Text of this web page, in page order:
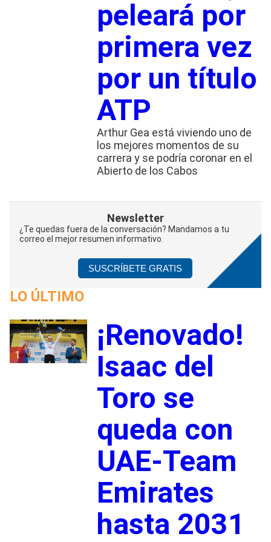
peleará por
primera vez
por un título
ATP
Arthur Gea está viviendo uno de
los mejores momentos de su
carrera y se podría coronar en el
Abierto de los Cabos
Newsletter
¿Te quedas fuera de la conversación? Mandamos a tu
correo el mejor resumen informativo.
SUSCRÍBETE GRATIS
LO ÚLTIMO
1
¡Renovado!
Isaac del
Toro se
queda con
UAE-Team
Emirates
hasta 2031